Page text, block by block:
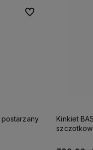
Do ulubionych
Do ulubionych
Kinkiet
Góralska